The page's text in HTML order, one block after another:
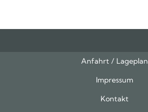
Anfahrt / Lageplan
Impressum
Kontakt
Feedsoben